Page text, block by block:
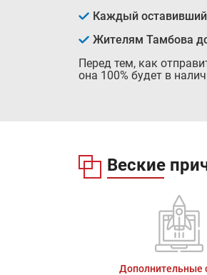
Каждый оставивший
Жителям Тамбова
Перед тем, как
она 100% будет в
Веские
Дополнительные